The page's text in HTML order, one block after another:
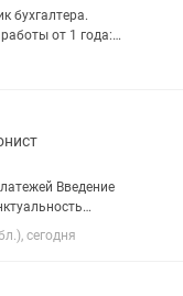
бухгалтера.
от 1 года:
• Опыт работы с
сегодня